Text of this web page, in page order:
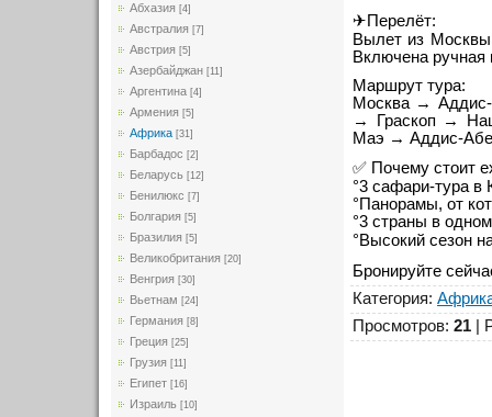
Абхазия [4]
Австралия [7]
Австрия [5]
Азербайджан [11]
Аргентина [4]
Армения [5]
Африка [31]
Барбадос [2]
Беларусь [12]
Бенилюкс [7]
Болгария [5]
Бразилия [5]
Великобритания [20]
Венгрия [30]
Вьетнам [24]
Германия [8]
Греция [25]
Грузия [11]
Египет [16]
Израиль [10]
✈Перелёт:
Вылет из Москвы
Включена ручная
Маршрут тура:
Москва →
→ Граскоп →
Маэ → Аддис-
✅ Почему стоит
°3 сафари-тура в
°Панорамы, от
°3 страны в
°Высокий сезон
Бронируйте
Категория:
Просмотров: 21